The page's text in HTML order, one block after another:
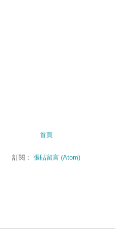
首頁
訂閱： 張貼留言 (Atom)